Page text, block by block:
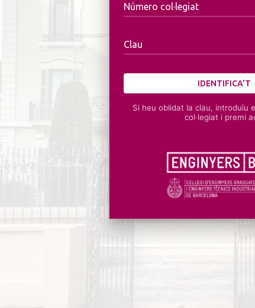
Número col·legiat
Clau
IDENTIFICA'T
Si heu oblidat la clau, introduïu
col·legiat i premi